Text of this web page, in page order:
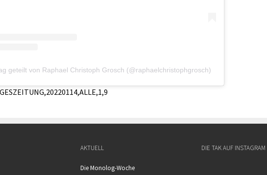
geteilt von Raphael Christoph Grosch (@raphaelchristophgrosch)
AKTUELL
Die Monolog-Woche
DIE TAK AUF INSTAGRAM